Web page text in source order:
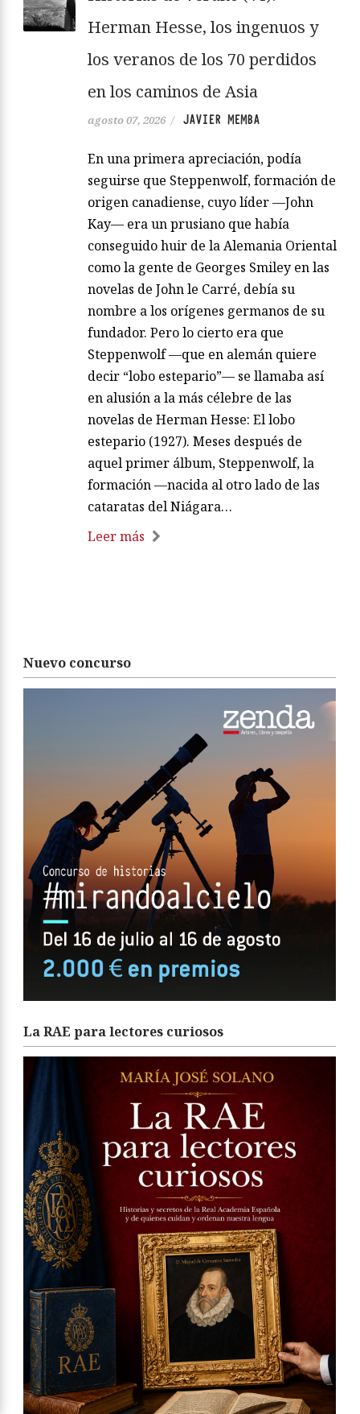
Herman Hesse, los ingenuos y
los veranos de los 70 perdidos
en los caminos de Asia
agosto 07, 2026 / JAVIER MEMBA
En una primera apreciación, podía
seguirse que Steppenwolf, formación de
origen canadiense, cuyo líder —John
Kay— era un prusiano que había
conseguido huir de la Alemania Oriental
como la gente de Georges Smiley en las
novelas de John le Carré, debía su
nombre a los orígenes germanos de su
fundador. Pero lo cierto era que
Steppenwolf —que en alemán quiere
decir “lobo estepario”— se llamaba así
en alusión a la más célebre de las
novelas de Herman Hesse: El lobo
estepario (1927). Meses después de
aquel primer álbum, Steppenwolf, la
formación —nacida al otro lado de las
cataratas del Niágara…
Leer más
Nuevo concurso
La RAE para lectores curiosos